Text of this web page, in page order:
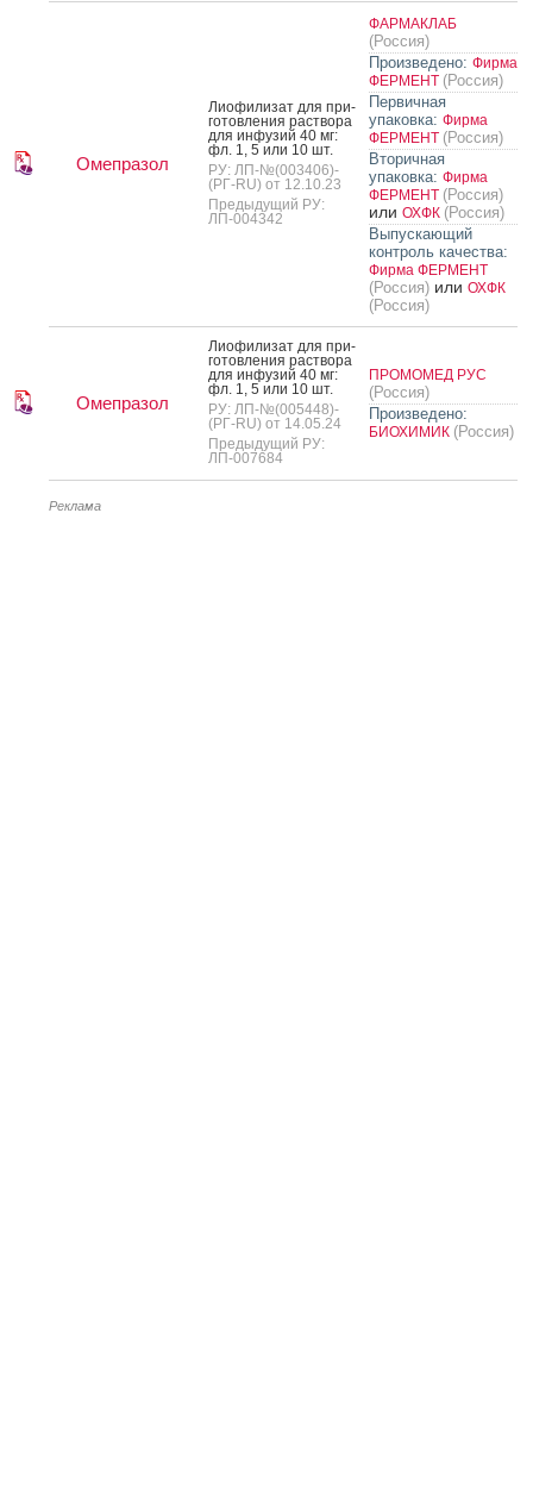
Омепразол
Ли­офи­лизат для при­
готов­ле­ния рас­тво­ра
для ин­фу­зий 40 мг:
фл. 1, 5 или 10 шт.
РУ: ЛП-№(003406)-
(РГ-RU) от 12.10.23
Предыдущий РУ:
ЛП-004342
ФАРМАКЛАБ
(Россия)
Произведено: Фирма
ФЕРМЕНТ (Россия)
Первичная
упаковка: Фирма
ФЕРМЕНТ (Россия)
Вторичная
упаковка: Фирма
ФЕРМЕНТ (Россия)
или ОХФК (Россия)
Выпускающий
контроль качества:
Фирма ФЕРМЕНТ
(Россия) или ОХФК
(Россия)
Омепразол
Ли­офи­лизат для при­
готов­ле­ния рас­тво­ра
для ин­фу­зий 40 мг:
фл. 1, 5 или 10 шт.
РУ: ЛП-№(005448)-
(РГ-RU) от 14.05.24
Предыдущий РУ:
ЛП-007684
ПРОМОМЕД РУС
(Россия)
Произведено:
БИОХИМИК (Россия)
Реклама